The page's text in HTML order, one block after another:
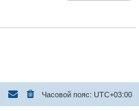
Часовой пояс: UTC+03:00